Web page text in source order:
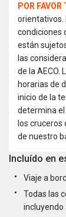
POR
orientativos.
condiciones
están
las
de la AECO.
horarias de
inicio de la
determina
los cruceros
de nuestro
Incluído en
Viaje a
Todas las
incluyendo